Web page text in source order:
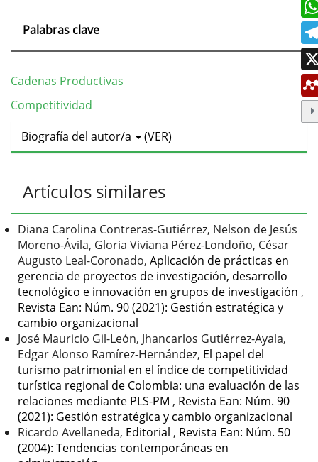
Palabras clave
Cadenas Productivas
Competitividad
Detalles
artículo
Biografía del autor/a (VER)
Artículos similares
Diana Carolina Contreras-Gutiérrez, Nelson de Jesús
Moreno-Ávila, Gloria Viviana Pérez-Londoño, César
Augusto Leal-Coronado, Aplicación de prácticas en
gerencia de proyectos de investigación, desarrollo
tecnológico e innovación en grupos de investigación ,
Revista Ean: Núm. 90 (2021): Gestión estratégica y
cambio organizacional
José Mauricio Gil-León, Jhancarlos Gutiérrez-Ayala,
Edgar Alonso Ramírez-Hernández, El papel del
turismo patrimonial en el índice de competitividad
turística regional de Colombia: una evaluación de las
relaciones mediante PLS-PM , Revista Ean: Núm. 90
(2021): Gestión estratégica y cambio organizacional
Ricardo Avellaneda, Editorial , Revista Ean: Núm. 50
(2004): Tendencias contemporáneas en